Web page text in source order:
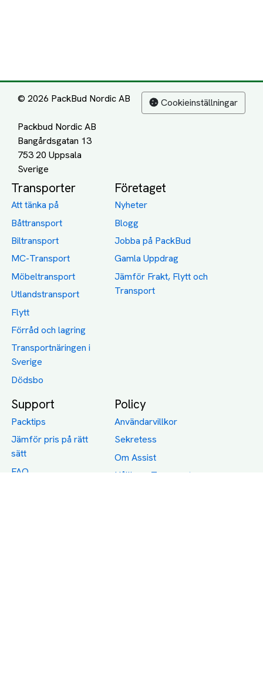
© 2026 PackBud Nordic AB
Packbud Nordic AB
Bangårdsgatan 13
753 20 Uppsala
Cookieinställningar
Transporter
Att tänka på
Båttransport
Biltransport
MC-Transport
Möbeltransport
Utlandstransport
Flytt
Förråd och lagring
Transportnäringen i
Sverige
Dödsbo
Företaget
Nyheter
Blogg
Jobba på PackBud
Gamla Uppdrag
Jämför Frakt, Flytt och
Transport
Support
Packtips
Jämför pris på rätt
sätt
FAQ
Policy
Användarvillkor
Sekretess
Om Assist
Hållbara Transporter